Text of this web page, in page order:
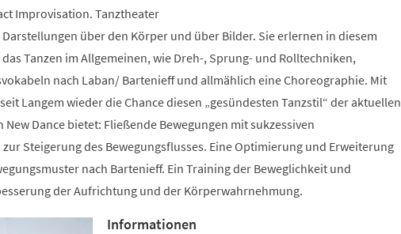
Improvisation. Tanztheater
über den Körper und über Bilder. Sie erlernen in diesem
Tanzen im Allgemeinen, wie Dreh-, Sprung- und Rolltechniken,
nach Laban/ Bartenieff und allmählich eine Choreographie. Mit
Langem wieder die Chance diesen „gesündesten Tanzstil“ der aktuellen
New Dance bietet: Fließende Bewegungen mit sukzessiven
Steigerung des Bewegungsflusses. Eine Optimierung und Erweiterung
nach Bartenieff. Ein Training der Beweglichkeit und
der Aufrichtung und der Körperwahrnehmung.
Informationen